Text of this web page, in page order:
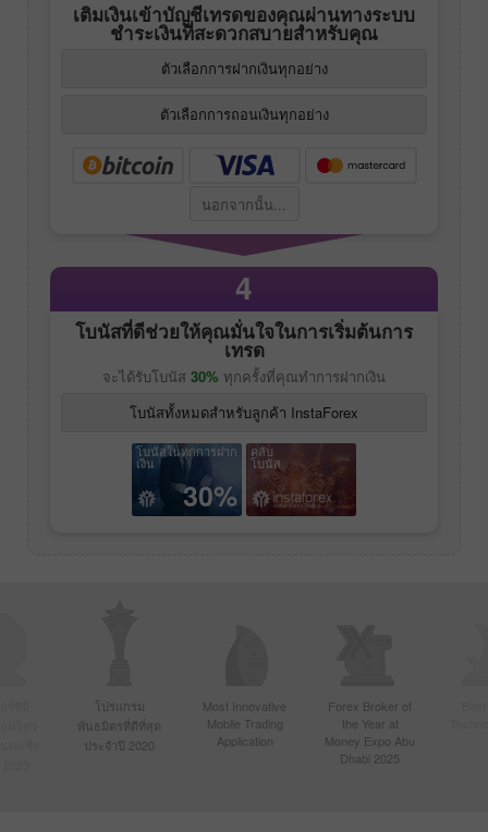
เติมเงินเข้าบัญชีเทรดของคุณผ่านทางระบบ
ชำระเงินที่สะดวกสบายสำหรับคุณ
ตัวเลือกการฝากเงินทุกอย่าง
ตัวเลือกการถอนเงินทุกอย่าง
นอกจากนั้น...
4
โบนัสที่ดีช่วยให้คุณมั่นใจในการเริ่มต้นการ
เทรด
จะได้รับโบนัส 30% ทุกครั้งที่คุณทำการฝากเงิน
โบนัสทั้งหมดสำหรับลูกค้า InstaForex
โบนัสในทุกการฝาก
เงิน
30%
คลับ
โบนัส
โปรแกรม
พันธมิตรที่ดีที่สุด
ประจำปี 2020
Most Innovative
Mobile Trading
Application
Forex Broker of
the Year at
Money Expo Abu
Dhabi 2025